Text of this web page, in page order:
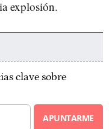
explosión.
clave sobre
APUNTARME